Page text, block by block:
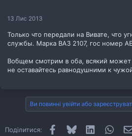
н
13 Лис 2013
Только что передали на Вивате, что
службы. Марка ВАЗ 2107, гос номер
Вобщем смотрим в оба, всякий может
не оставайтесь равнодушними к
Ви повинні увійти або
Поділитися: Facebook
Bluesky LinkedIn